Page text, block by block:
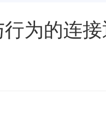
为的连